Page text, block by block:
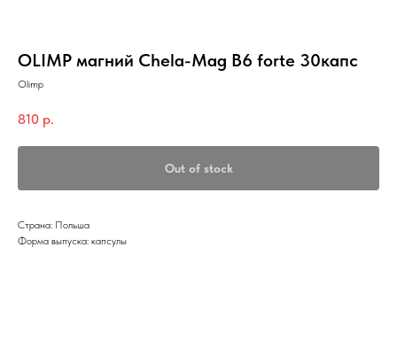
OLIMP магний Chela-Mag B6 forte 30капс
Olimp
810 р.
Out of stock
Страна: Польша
Форма выпуска: капсулы